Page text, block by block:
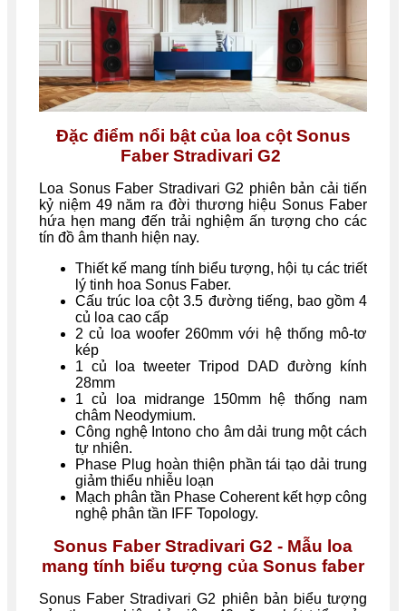
Đặc điểm nổi bật của loa cột Sonus
Faber Stradivari G2
Loa Sonus Faber Stradivari G2 phiên bản cải tiến
kỷ niệm 49 năm ra đời thương hiệu Sonus Faber
hứa hẹn mang đến trải nghiệm ấn tượng cho các
tín đồ âm thanh hiện nay.
Thiết kế mang tính biểu tượng, hội tụ các triết
lý tinh hoa Sonus Faber.
Cấu trúc loa cột 3.5 đường tiếng, bao gồm 4
củ loa cao cấp
2 củ loa woofer 260mm với hệ thống mô-tơ
kép
1 củ loa tweeter Tripod DAD đường kính
28mm
1 củ loa midrange 150mm hệ thống nam
châm Neodymium.
Công nghệ Intono cho âm dải trung một cách
tự nhiên.
Phase Plug hoàn thiện phần tái tạo dải trung
giảm thiểu nhiễu loạn
Mạch phân tần Phase Coherent kết hợp công
nghệ phân tần IFF Topology.
Sonus Faber Stradivari G2 - Mẫu loa
mang tính biểu tượng của Sonus faber
Sonus Faber Stradivari G2 phiên bản biểu tượng